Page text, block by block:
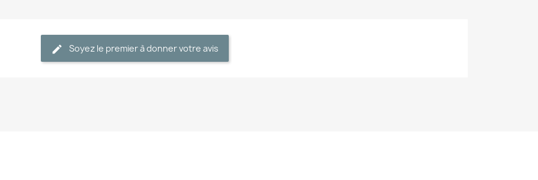
Soyez le premier à donner votre avis